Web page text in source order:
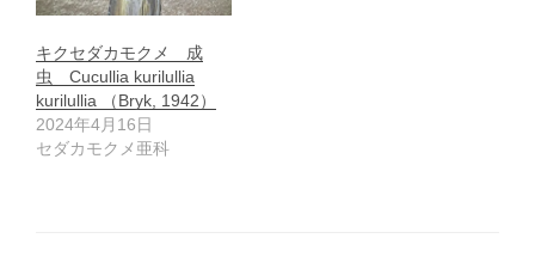
キクセダカモクメ 成
虫 Cucullia kurilullia
kurilullia （Bryk, 1942）
2024年4月16日
セダカモクメ亜科